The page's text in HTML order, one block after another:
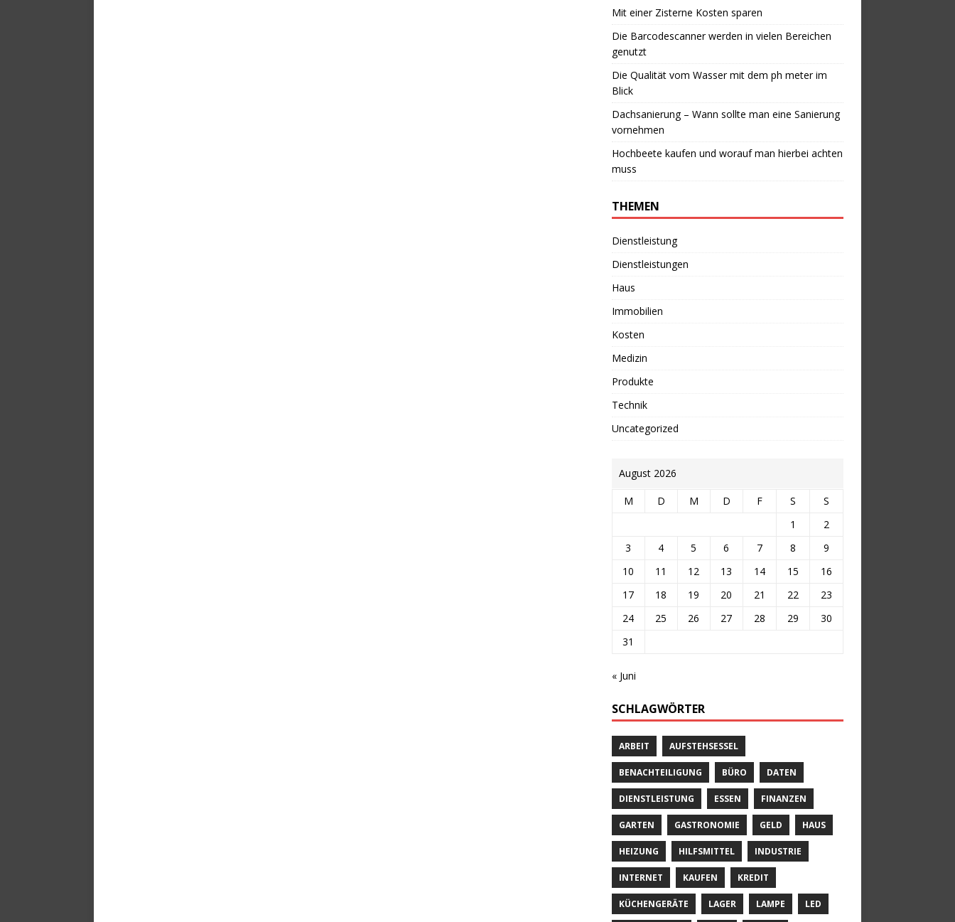
Mit einer Zisterne Kosten sparen
Die Barcodescanner werden in vielen Bereichen
genutzt
Die Qualität vom Wasser mit dem ph meter im
Blick
Dachsanierung – Wann sollte man eine Sanierung
vornehmen
Hochbeete kaufen und worauf man hierbei achten
muss
THEMEN
Dienstleistung
Dienstleistungen
Haus
Immobilien
Kosten
Medizin
Produkte
Technik
Uncategorized
August 2026
M D M D F S
S
1
2
3
4 5 6 7 8
9
10
11 12 13 14 15
16
17
18 19 20 21 22
23
24
25 26 27 28 29
30
31
« Juni
SCHLAGWÖRTER
ARBEIT AUFSTEHSESSEL
BENACHTEILIGUNG BÜRO DATEN
DIENSTLEISTUNG ESSEN FINANZEN
GARTEN GASTRONOMIE GELD HAUS
HEIZUNG HILFSMITTEL INDUSTRIE
INTERNET KAUFEN KREDIT
KÜCHENGERÄTE LAGER LAMPE LED